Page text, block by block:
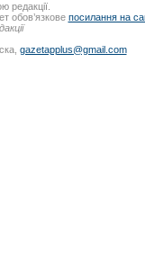
редакції.
обов’язкове посилання на
gazetapplus@gmail.com